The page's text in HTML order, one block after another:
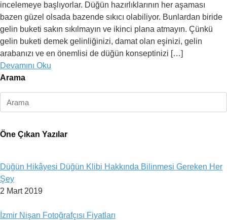
incelemeye başlıyorlar. Düğün hazırlıklarının her aşaması
bazen güzel olsada bazende sıkıcı olabiliyor. Bunlardan biride
gelin buketi sakın sıkılmayın ve ikinci plana atmayın. Çünkü
gelin buketi demek gelinliğinizi, damat olan eşinizi, gelin
arabanızı ve en önemlisi de düğün konseptinizi […]
Devamını Oku
Arama
Öne Çıkan Yazılar
Düğün Hikâyesi Düğün Klibi Hakkında Bilinmesi Gereken Her
Şey
2 Mart 2019
İzmir Nişan Fotoğrafçısı Fiyatları